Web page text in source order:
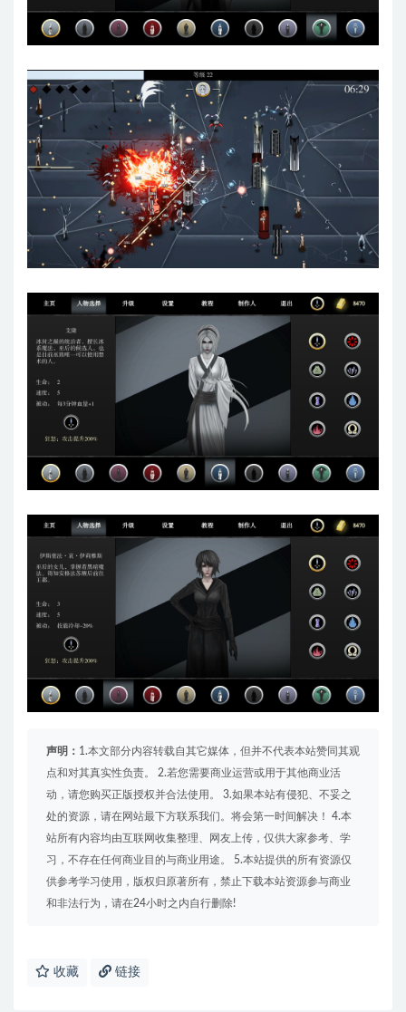
声明： 1.本文部分内容转载自其它媒体，但并不代表本站赞同其观
点和对其真实性负责。 2.若您需要商业运营或用于其他商业活
动，请您购买正版授权并合法使用。 3.如果本站有侵犯、不妥之
处的资源，请在网站最下方联系我们。将会第一时间解决！ 4.本
站所有内容均由互联网收集整理、网友上传，仅供大家参考、学
习，不存在任何商业目的与商业用途。 5.本站提供的所有资源仅
供参考学习使用，版权归原著所有，禁止下载本站资源参与商业
和非法行为，请在24小时之内自行删除!
收藏 链接